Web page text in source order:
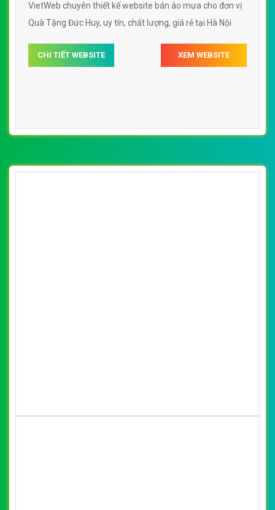
VietWeb chuyên thiết kế website bán áo mưa cho đơn vị
Quà Tặng Đức Huy, uy tín, chất lượng, giá rẻ tại Hà Nội
CHI TIẾT WEBSITE XEM WEBSITE